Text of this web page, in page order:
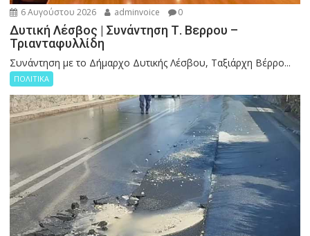
6 Αυγούστου 2026 adminvoice 0
Δυτική Λέσβος | Συνάντηση Τ. Βερρου –
Τριανταφυλλίδη
Συνάντηση με το Δήμαρχο Δυτικής Λέσβου, Ταξιάρχη Βέρρο...
ΠΟΛΙΤΙΚΑ